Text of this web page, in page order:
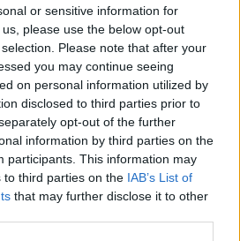
or sensitive information for
please use the below opt-out
Please note that after your
you may continue seeing
on personal information utilized by
disclosed to third parties prior to
opt-out of the further
information by third parties on the
participants. This information may
to third parties on the IAB’s List of
that may further disclose it to other
Sponsored Links